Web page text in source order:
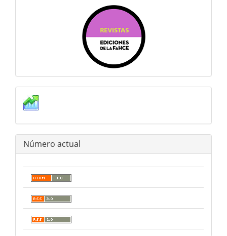
Estadisticas
Número actual